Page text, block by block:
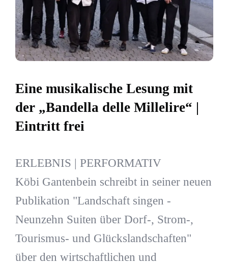
Eine musikalische Lesung mit
der „Bandella delle Millelire“ |
Eintritt frei
ERLEBNIS | PERFORMATIV
Köbi Gantenbein schreibt in seiner neuen
Publikation "Landschaft singen -
Neunzehn Suiten über Dorf-, Strom-,
Tourismus- und Glückslandschaften"
über den wirtschaftlichen und